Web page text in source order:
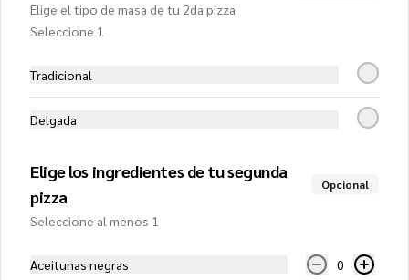
aceitunas negras, extra queso y orégano
Elige el tipo de masa de tu 2da pizza
Seleccione 1
Tradicional
Delgada
Elige los ingredientes de tu segunda
pizza
Opcional
Seleccione al menos 1
Aceitunas negras 0